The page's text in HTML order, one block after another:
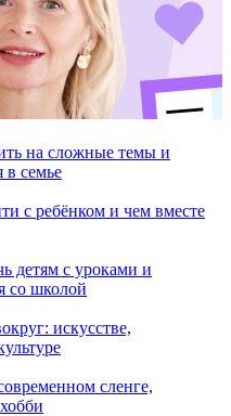
на сложные темы и
в семье
с ребёнком и чем вместе
детям с уроками и
со школой
искусстве,
сленге,